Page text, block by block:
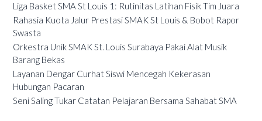
Liga Basket SMA St Louis 1: Rutinitas Latihan Fisik Tim Juara
Rahasia Kuota Jalur Prestasi SMAK St Louis & Bobot Rapor
Swasta
Orkestra Unik SMAK St. Louis Surabaya Pakai Alat Musik
Barang Bekas
Layanan Dengar Curhat Siswi Mencegah Kekerasan
Hubungan Pacaran
Seni Saling Tukar Catatan Pelajaran Bersama Sahabat SMA